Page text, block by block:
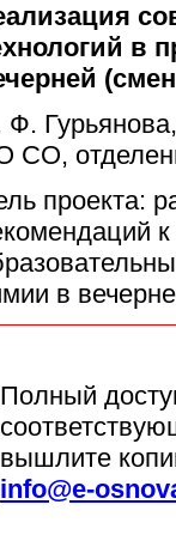
в
Ф.
СО,
проекта:
в
Полный
вышлите
info@e-